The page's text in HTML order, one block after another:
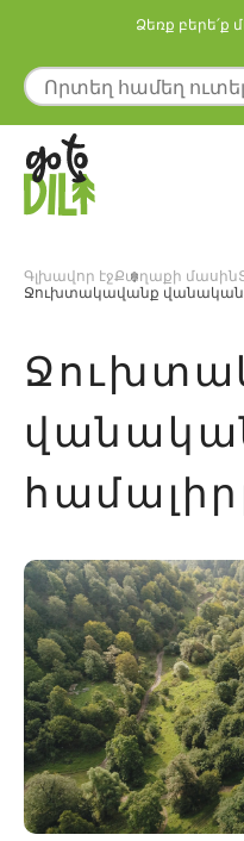
Ձեռք բերե՛ք
Գլխավոր էջՔաղաքի մասին
Ջուխտակավանք վանական